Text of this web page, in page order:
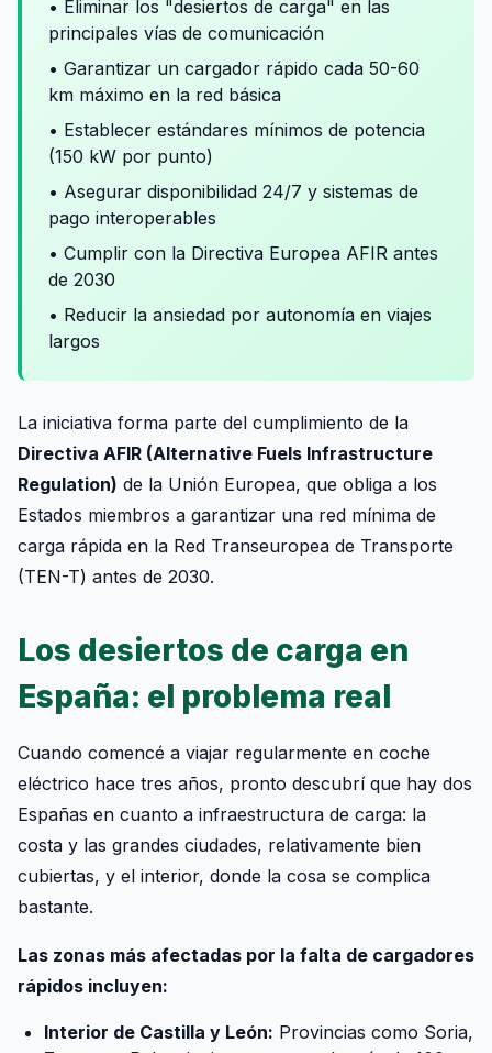
• Eliminar los "desiertos de carga" en las
principales vías de comunicación
• Garantizar un cargador rápido cada 50-60
km máximo en la red básica
• Establecer estándares mínimos de potencia
(150 kW por punto)
• Asegurar disponibilidad 24/7 y sistemas de
pago interoperables
• Cumplir con la Directiva Europea AFIR antes
de 2030
• Reducir la ansiedad por autonomía en viajes
largos
La iniciativa forma parte del cumplimiento de la
Directiva AFIR (Alternative Fuels Infrastructure
Regulation) de la Unión Europea, que obliga a los
Estados miembros a garantizar una red mínima de
carga rápida en la Red Transeuropea de Transporte
(TEN-T) antes de 2030.
Los desiertos de carga en
España: el problema real
Cuando comencé a viajar regularmente en coche
eléctrico hace tres años, pronto descubrí que hay dos
Españas en cuanto a infraestructura de carga: la
costa y las grandes ciudades, relativamente bien
cubiertas, y el interior, donde la cosa se complica
bastante.
Las zonas más afectadas por la falta de cargadores
rápidos incluyen:
Interior de Castilla y León: Provincias como Soria,